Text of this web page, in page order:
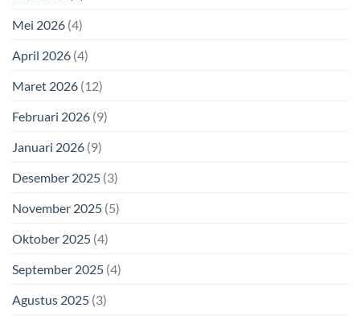
Mei 2026 (4)
April 2026 (4)
Maret 2026 (12)
Februari 2026 (9)
Januari 2026 (9)
Desember 2025 (3)
November 2025 (5)
Oktober 2025 (4)
September 2025 (4)
Agustus 2025 (3)